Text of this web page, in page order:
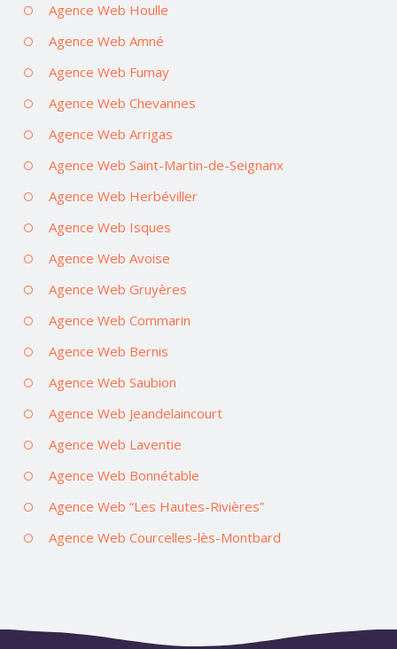
Agence Web Houlle
Agence Web Amné
Agence Web Fumay
Agence Web Chevannes
Agence Web Arrigas
Agence Web Saint-Martin-de-Seignanx
Agence Web Herbéviller
Agence Web Isques
Agence Web Avoise
Agence Web Gruyères
Agence Web Commarin
Agence Web Bernis
Agence Web Saubion
Agence Web Jeandelaincourt
Agence Web Laventie
Agence Web Bonnétable
Agence Web “Les Hautes-Rivières”
Agence Web Courcelles-lès-Montbard